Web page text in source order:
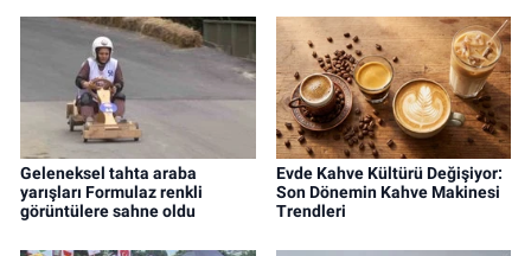
Geleneksel tahta araba
yarışları Formulaz renkli
görüntülere sahne oldu
Evde Kahve Kültürü Değişiyor:
Son Dönemin Kahve Makinesi
Trendleri